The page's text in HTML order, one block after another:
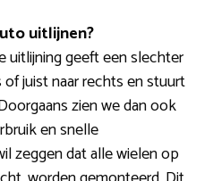
uitlijnen?
uitlijning geeft een slechter
juist naar rechts en stuurt
zien we dan ook
en snelle
zeggen dat alle wielen op